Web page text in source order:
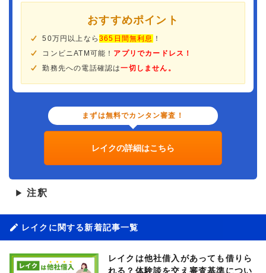
おすすめポイント
50万円以上なら365日間無利息
！
コンビニATM可能！ アプリでカードレス！
勤務先への電話確認は一切しません。
まずは無料でカンタン審査！
レイクの詳細はこちら
▶ 注釈
レイクに関する新着記事一覧
レイクは他社借入があっても借りら
れる？体験談を交え審査基準につい